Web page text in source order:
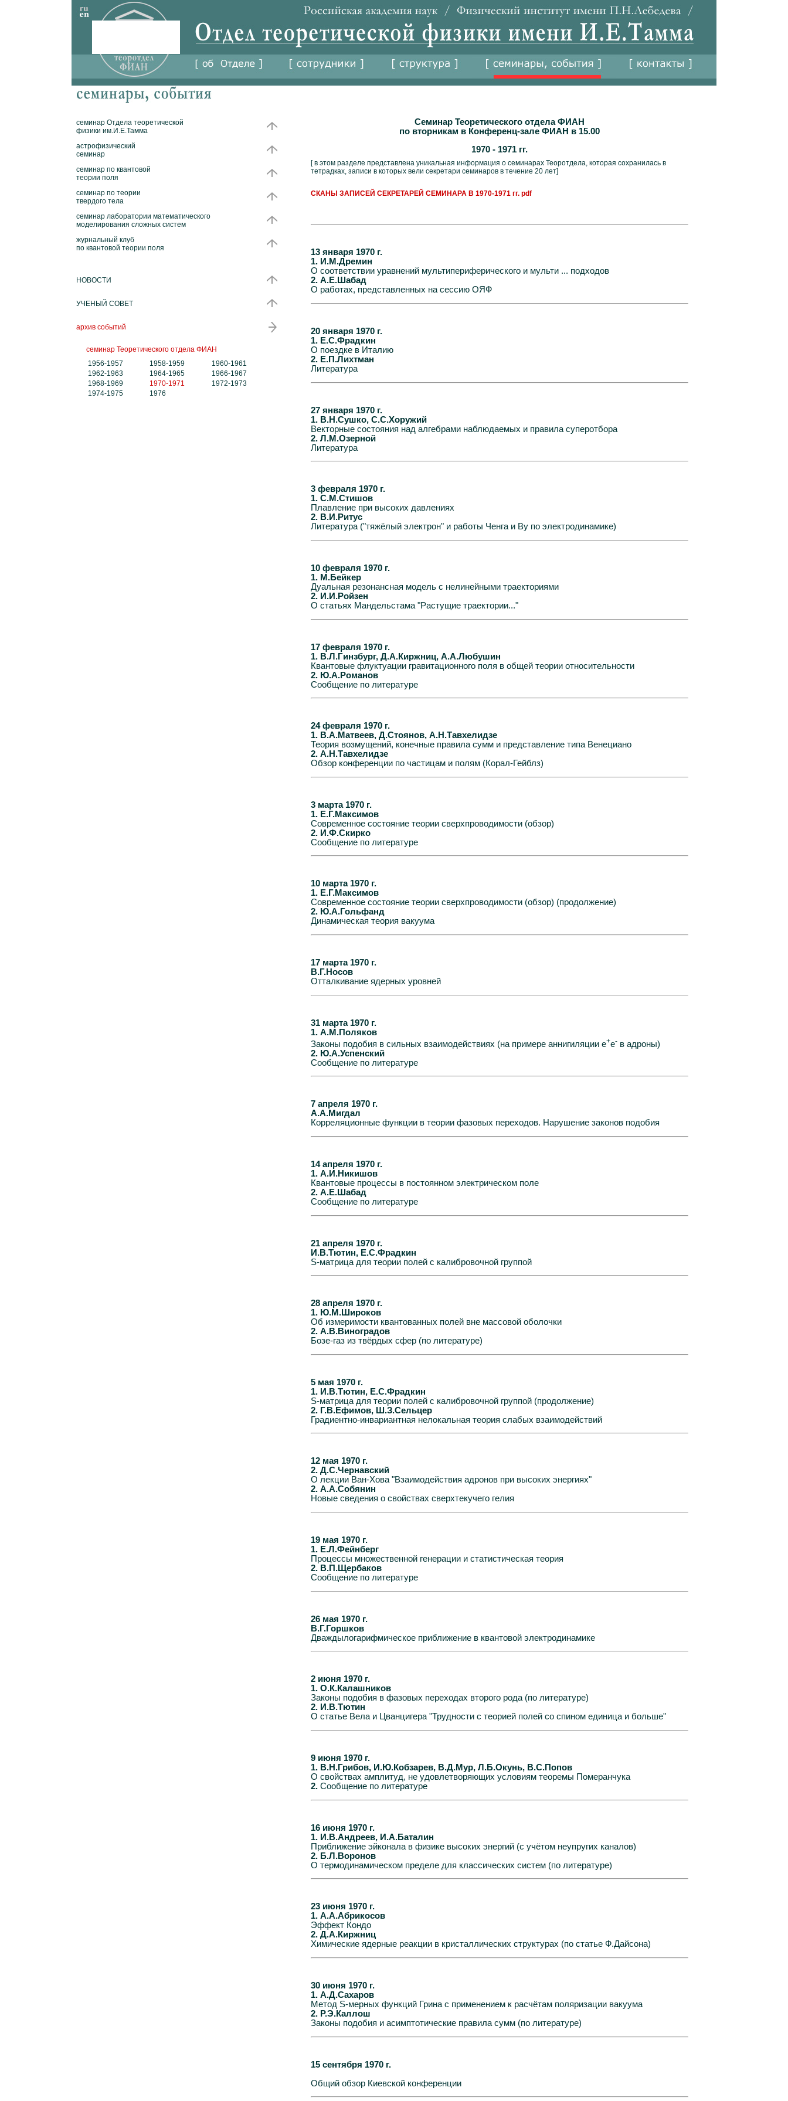
семинар Отдела теоретической
физики им.И.Е.Тамма
астрофизический
семинар
семинар по квантовой
теории поля
семинар по теории
твердого тела
семинар лаборатории математического
моделирования сложных систем
журнальный клуб
по квантовой теории поля
НОВОСТИ
УЧЕНЫЙ СОВЕТ
архив событий
семинар Теоретического отдела ФИАН
1956-1957
1958-1959
1960-1961
1962-1963
1964-1965
1966-1967
1968-1969
1970-1971
1972-1973
1974-1975
1976
Семинар Теоретического отдела ФИАН
по вторникам в Конференц-зале ФИАН в 15.00
1970 - 1971 гг.
[ в этом разделе представлена уникальная информация о семинарах Теоротдела, которая сохранилась в
тетрадках, записи в которых вели секретари семинаров в течение 20 лет]
СКАНЫ ЗАПИСЕЙ СЕКРЕТАРЕЙ СЕМИНАРА В 1970-1971 гг. pdf
13 января 1970 г.
1. И.М.Дремин
О соответствии уравнений мультипериферического и мульти ... подходов
2. А.Е.Шабад
О работах, представленных на сессию ОЯФ
20 января 1970 г.
1. Е.С.Фрадкин
О поездке в Италию
2. Е.П.Лихтман
Литература
27 января 1970 г.
1. В.Н.Сушко, С.С.Хоружий
Векторные состояния над алгебрами наблюдаемых и правила суперотбора
2. Л.М.Озерной
Литература
3 февраля 1970 г.
1. С.М.Стишов
Плавление при высоких давлениях
2. В.И.Ритус
Литература ("тяжёлый электрон" и работы Ченга и Ву по электродинамике)
10 февраля 1970 г.
1. М.Бейкер
Дуальная резонансная модель с нелинейными траекториями
2. И.И.Ройзен
О статьях Мандельстама "Растущие траектории..."
17 февраля 1970 г.
1. В.Л.Гинзбург, Д.А.Киржниц, А.А.Любушин
Квантовые флуктуации гравитационного поля в общей теории относительности
2. Ю.А.Романов
Сообщение по литературе
24 февраля 1970 г.
1. В.А.Матвеев, Д.Стоянов, А.Н.Тавхелидзе
Теория возмущений, конечные правила сумм и представление типа Венециано
2. А.Н.Тавхелидзе
Обзор конференции по частицам и полям (Корал-Гейблз)
3 марта 1970 г.
1. Е.Г.Максимов
Современное состояние теории сверхпроводимости (обзор)
2. И.Ф.Скирко
Сообщение по литературе
10 марта 1970 г.
1. Е.Г.Максимов
Современное состояние теории сверхпроводимости (обзор) (продолжение)
2. Ю.А.Гольфанд
Динамическая теория вакуума
17 марта 1970 г.
В.Г.Носов
Отталкивание ядерных уровней
31 марта 1970 г.
1. А.М.Поляков
Законы подобия в сильных взаимодействиях (на примере аннигиляции e+e- в адроны)
2. Ю.А.Успенский
Сообщение по литературе
7 апреля 1970 г.
А.А.Мигдал
Корреляционные функции в теории фазовых переходов. Нарушение законов подобия
14 апреля 1970 г.
1. А.И.Никишов
Квантовые процессы в постоянном электрическом поле
2. А.Е.Шабад
Сообщение по литературе
21 апреля 1970 г.
И.В.Тютин, Е.С.Фрадкин
S-матрица для теории полей с калибровочной группой
28 апреля 1970 г.
1. Ю.М.Широков
Об измеримости квантованных полей вне массовой оболочки
2. А.В.Виноградов
Бозе-газ из твёрдых сфер (по литературе)
5 мая 1970 г.
1. И.В.Тютин, Е.С.Фрадкин
S-матрица для теории полей с калибровочной группой (продолжение)
2. Г.В.Ефимов, Ш.З.Сельцер
Градиентно-инвариантная нелокальная теория слабых взаимодействий
12 мая 1970 г.
2. Д.С.Чернавский
О лекции Ван-Хова "Взаимодействия адронов при высоких энергиях"
2. А.А.Собянин
Новые сведения о свойствах сверхтекучего гелия
19 мая 1970 г.
1. Е.Л.Фейнберг
Процессы множественной генерации и статистическая теория
2. В.П.Щербаков
Сообщение по литературе
26 мая 1970 г.
В.Г.Горшков
Дваждылогарифмическое приближение в квантовой электродинамике
2 июня 1970 г.
1. О.К.Калашников
Законы подобия в фазовых переходах второго рода (по литературе)
2. И.В.Тютин
О статье Вела и Цванцигера "Трудности с теорией полей со спином единица и больше"
9 июня 1970 г.
1. В.Н.Грибов, И.Ю.Кобзарев, В.Д.Мур, Л.Б.Окунь, В.С.Попов
О свойствах амплитуд, не удовлетворяющих условиям теоремы Померанчука
2. Сообщение по литературе
16 июня 1970 г.
1. И.В.Андреев, И.А.Баталин
Приближение эйконала в физике высоких энергий (с учётом неупругих каналов)
2. Б.Л.Воронов
О термодинамическом пределе для классических систем (по литературе)
23 июня 1970 г.
1. А.А.Абрикосов
Эффект Кондо
2. Д.А.Киржниц
Химические ядерные реакции в кристаллических структурах (по статье Ф.Дайсона)
30 июня 1970 г.
1. А.Д.Сахаров
Метод S-мерных функций Грина с применением к расчётам поляризации вакуума
2. Р.Э.Каллош
Законы подобия и асимптотические правила сумм (по литературе)
15 сентября 1970 г.
Общий обзор Киевской конференции